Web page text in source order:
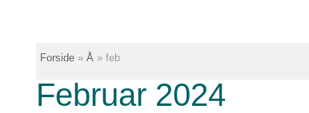
Forside Å feb
Februar 2024